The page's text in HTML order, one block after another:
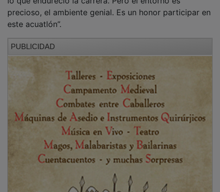
precioso, el ambiente genial. Es un honor participar en
este acuatlón”.
PUBLICIDAD